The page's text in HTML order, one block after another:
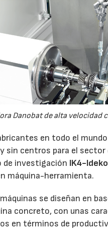
Danobat de alta velocidad
en todo el
sin centros para el
de investigación IK4-Ideko
máquina-herramienta.
se diseñan en
concreto, con unas
en términos de